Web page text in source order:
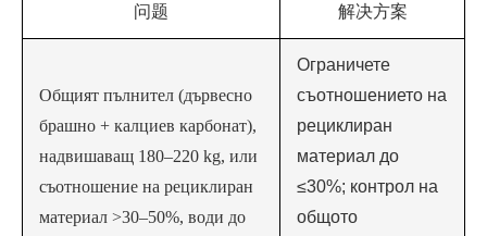
问题 解决方案
Общият пълнител (дървесно
брашно + калциев карбонат),
надвишаващ 180–220 kg, или
съотношение на рециклиран
материал >30–50%, води до
Ограничете
съотношението на
рециклиран
материал до
≤30%; контрол на
общото